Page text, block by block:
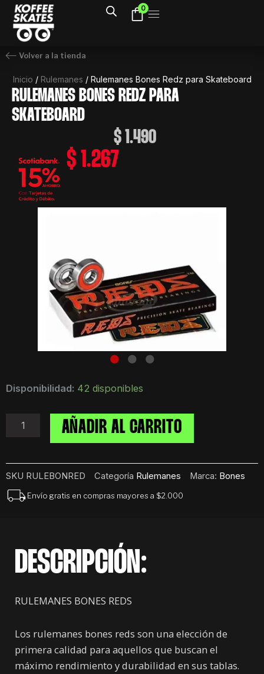
contenido
0
Volver a la tienda
Inicio / Rulemanes / Rulemanes Bones Redz para Skateboard
RULEMANES BONES REDZ PARA
SKATEBOARD
$ 1.490
$ 1.267
Disponibilidad: 42 disponibles
Rulemanes
para
AÑADIR AL CARRITO
SKU RULEBONRED Categoría Rulemanes Marca: Bones
Envío gratis en compras mayores a $2.000
DESCRIPCIÓN:
RULEMANES BONES REDS
Los rulemanes bones reds son una elección de
primera calidad para aquellos que buscan el
máximo rendimiento y durabilidad en sus tablas.